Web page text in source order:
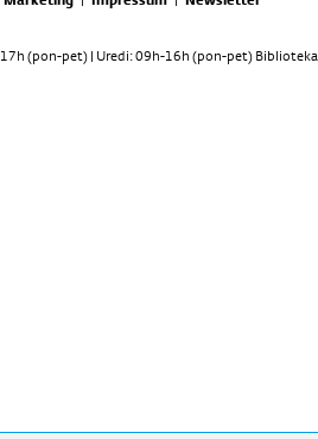
17h (pon-pet) | Uredi: 09h-16h (pon-pet)